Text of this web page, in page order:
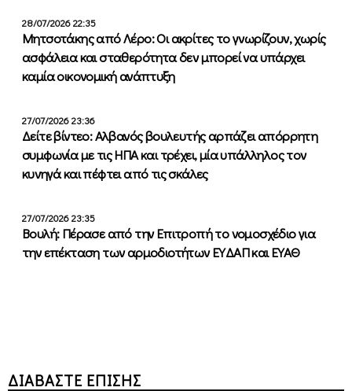
28/07/2026 22:35
Μητσοτάκης από Λέρο: Οι ακρίτες το γνωρίζουν, χωρίς
ασφάλεια και σταθερότητα δεν μπορεί να υπάρχει
καμία οικονομική ανάπτυξη
27/07/2026 23:36
Δείτε βίντεο: Αλβανός βουλευτής αρπάζει απόρρητη
συμφωνία με τις ΗΠΑ και τρέχει, μία υπάλληλος τον
κυνηγά και πέφτει από τις σκάλες
27/07/2026 23:35
Βουλή: Πέρασε από την Επιτροπή το νομοσχέδιο για
την επέκταση των αρμοδιοτήτων ΕΥΔΑΠ και ΕΥΑΘ
ΔΙΑΒΑΣΤΕ ΕΠΙΣΗΣ